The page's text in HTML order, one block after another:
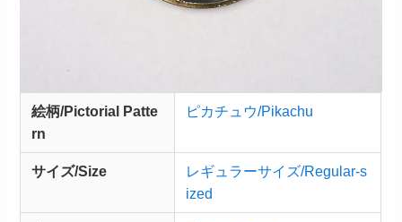
絵柄/Pictorial Patte
rn
ピカチュウ/Pikachu
サイズ/Size
レギュラーサイズ/Regular-s
ized